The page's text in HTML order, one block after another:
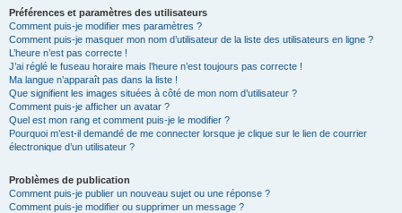
Préférences et paramètres des utilisateurs
Comment puis-je modifier mes paramètres ?
Comment puis-je masquer mon nom d’utilisateur de la liste des utilisateurs en ligne ?
L’heure n’est pas correcte !
J’ai réglé le fuseau horaire mais l’heure n’est toujours pas correcte !
Ma langue n’apparaît pas dans la liste !
Que signifient les images situées à côté de mon nom d’utilisateur ?
Comment puis-je afficher un avatar ?
Quel est mon rang et comment puis-je le modifier ?
Pourquoi m’est-il demandé de me connecter lorsque je clique sur le lien de courrier
électronique d’un utilisateur ?
Problèmes de publication
Comment puis-je publier un nouveau sujet ou une réponse ?
Comment puis-je modifier ou supprimer un message ?